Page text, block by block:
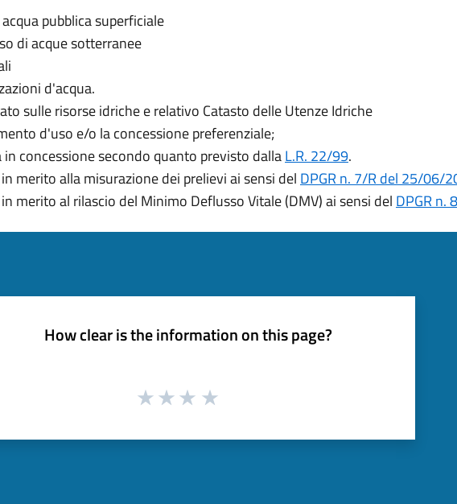
pubblica superficiale
di acque sotterranee
d'acqua.
sulle risorse idriche e relativo Catasto delle Utenze Idriche
d'uso e/o la concessione preferenziale;
concessione secondo quanto previsto dallaL.R. 22/99.
merito alla misurazione dei prelievi ai sensi del DPGR n. 7/R del 25/06/
merito al rilascio del Minimo Deflusso Vitale (DMV) ai sensi del DPGR n.
How clear is the information on this page?